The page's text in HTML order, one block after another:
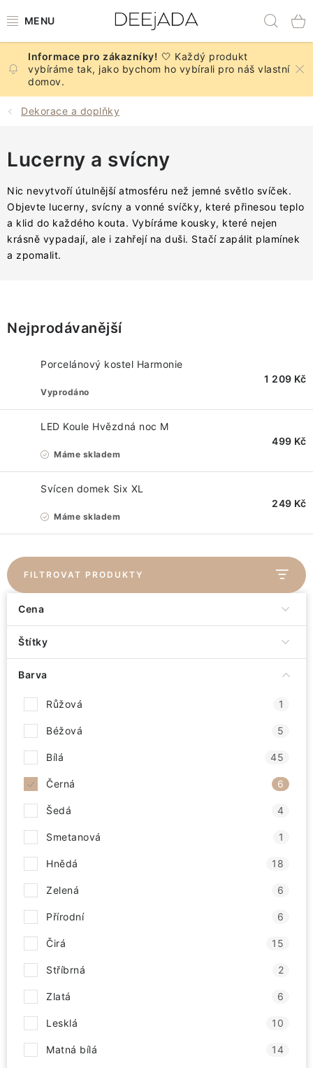
na
NOVINKY
PODZIM
KUCHYNĚ A STOLOVÁNÍ
BYTOVÝ TEXTIL
KOUPELNA
Doprava a platba
Vrácení zboží a reklamace
Obchodní podmínky
Ochrana Osobních údajů GDPR
Odstoupení od smlouvy
🤍 Každý produkt
vybíráme tak, jako bychom ho vybírali pro náš vlastní
domov.
Dekorace a doplňky
Lucerny a svícny
Nic nevytvoří útulnější atmosféru než jemné světlo svíček.
Objevte lucerny, svícny a vonné svíčky, které přinesou teplo
a klid do každého kouta. Vybíráme kousky, které nejen
krásně vypadají, ale i zahřejí na duši. Stačí zapálit plamínek
a zpomalit.
Nejprodávanější
Porcelánový kostel Harmonie
Vyprodáno
1 209 Kč
LED Koule Hvězdná noc M
Máme skladem
499 Kč
Svícen domek Six XL
Máme skladem
249 Kč
FILTROVAT PRODUKTY
Cena
Štítky
Barva
Růžová 1
Béžová 5
Bílá 45
Černá 6
Šedá 4
Smetanová 1
Hnědá 18
Zelená 6
Přírodní 6
Čirá 15
Stříbrná 2
Zlatá 6
Lesklá 10
Matná bílá 14